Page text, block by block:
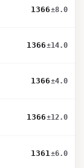
1366±8.0
1366±14.0
1366±4.0
1366±12.0
1361±6.0